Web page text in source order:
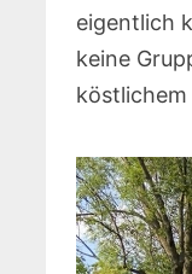
eigentlich
keine